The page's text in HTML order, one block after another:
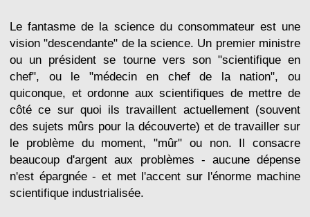
Le fantasme de la science du consommateur est une
vision "descendante" de la science. Un premier ministre
ou un président se tourne vers son "scientifique en
chef", ou le "médecin en chef de la nation", ou
quiconque, et ordonne aux scientifiques de mettre de
côté ce sur quoi ils travaillent actuellement (souvent
des sujets mûrs pour la découverte) et de travailler sur
le problème du moment, "mûr" ou non. Il consacre
beaucoup d'argent aux problèmes - aucune dépense
n'est épargnée - et met l'accent sur l'énorme machine
scientifique industrialisée.